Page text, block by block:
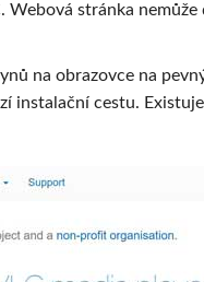
stránka
na obrazovce na
cestu.